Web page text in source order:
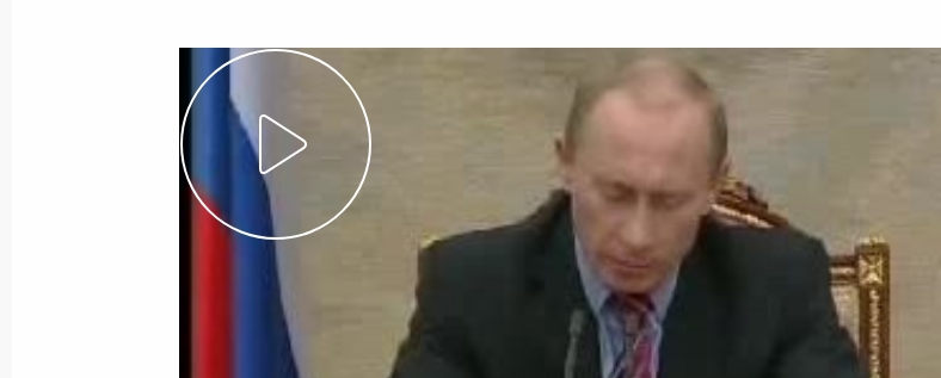
Показать следующие материалы
Начало встречи с министром иностранных дел Германии
Франком-Вальтером Штайнмайером
21 декабря 2006 года, 20:30 Москва, Кремль
Стенографический отчет о заседании Совета законодателей